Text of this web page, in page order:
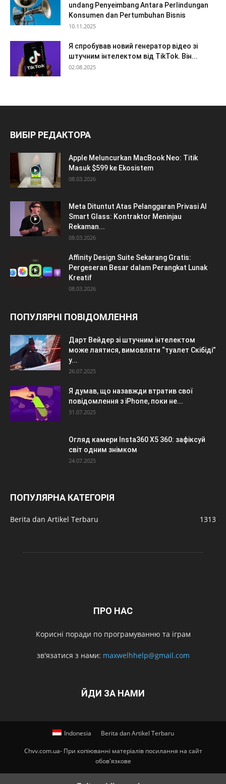
undang Penyeimbang Antara Perlindungan
Konsumen dan Pertumbuhan Bisnis
10.11.2025
Я спробував новий генератор відео зі
штучним інтелектом від TikTok. Він...
02.08.2025
ВИБІР РЕДАКТОРА
Apple Meluncurkan MacBook Neo: Titik
Masuk $599 ke Ekosistem
08.03.2026
Meta Dituntut Atas Pelanggaran Privasi AI
Smart Glass: Kontraktor Meninjau
Rekaman...
08.03.2026
Affinity Design Suite Sekarang Gratis:
Pergeseran Besar dalam Perangkat Lunak
Kreatif
08.03.2026
ПОПУЛЯРНІ ПОВІДОМЛЕННЯ
Дарт Вейдер зі штучним інтелектом
може лаятися, вимовляти “туалет Скібіді”
у...
26.07.2025
Я думав, що назавжди втратив свої
повідомлення з iPhone, поки не...
31.07.2025
Огляд камери Insta360 X5 360: зафіксуй
світ одним знімком
24.07.2025
ПОПУЛЯРНА КАТЕГОРІЯ
Berita dan Artikel Terbaru 1313
ПРО НАС
Корисні поради по програмуванню та іграм
зв'язатися з нами: maxwelhhelp@gmail.com
ЙДИ ЗА НАМИ
Indonesia Berita dan Artikel Terbaru
Chvv.com.ua- При копіюванні матеріалів посилання на сайт
обов'язкове